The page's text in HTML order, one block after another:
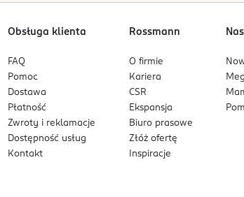
Obsługa klienta
FAQ
Pomoc
Dostawa
Płatność
Zwroty i reklamacje
Dostępność usług
Kontakt
Rossmann
O firmie
Kariera
CSR
Ekspansja
Biuro prasowe
Złóż ofertę
Inspiracje